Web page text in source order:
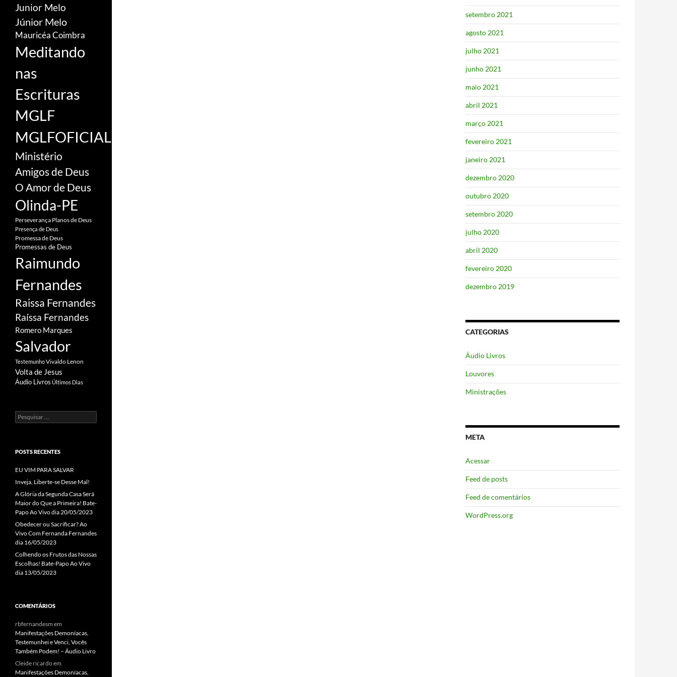
setembro 2021
agosto 2021
julho 2021
junho 2021
maio 2021
abril 2021
março 2021
fevereiro 2021
janeiro 2021
dezembro 2020
outubro 2020
setembro 2020
julho 2020
abril 2020
fevereiro 2020
dezembro 2019
CATEGORIAS
Áudio Livros
Louvores
Ministrações
META
Acessar
Feed de posts
Feed de comentários
WordPress.org
Junior Melo
Júnior Melo
Mauricéa Coimbra
Meditando
nas
Escrituras
MGLF
MGLFOFICIAL
Ministério
Amigos de Deus
O Amor de Deus
Olinda-PE
Perseverança Planos de Deus
Presença de Deus
Promessa de Deus
Promessas de Deus
Raimundo
Fernandes
Raissa Fernandes
Raíssa Fernandes
Romero Marques
Salvador
TestemunhoVivaldo Lenon
Volta de Jesus
Áudio Livros Últimos Dias
Pesquisar
por:
POSTS RECENTES
EU VIM PARA SALVAR
Inveja, Liberte-se Desse Mal!
A Glória da Segunda Casa Será
Maior do Que a Primeira! Bate-
Papo Ao Vivo dia 20/05/2023
Obedecer ou Sacrificar? Ao
Vivo Com Fernanda Fernandes
dia 16/05/2023
Colhendo os Frutos das Nossas
Escolhas! Bate-Papo Ao Vivo
dia 13/05/2023
COMENTÁRIOS
rbfernandesm em
Manifestações Demoníacas,
Testemunhei e Venci, Vocês
Também Podem! – Áudio Livro
Cleide ricardoem
Manifestações Demoníacas,